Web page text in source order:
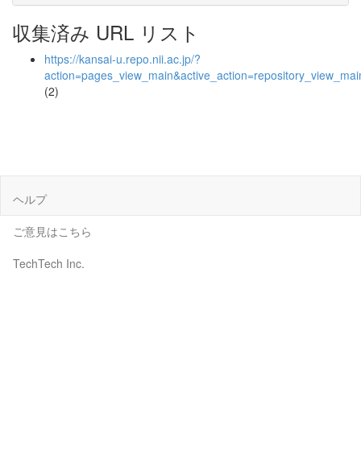
収集済み URL リスト
https://kansai-u.repo.nii.ac.jp/?
(2)
ヘルプ
ご意見はこちら
TechTech Inc.